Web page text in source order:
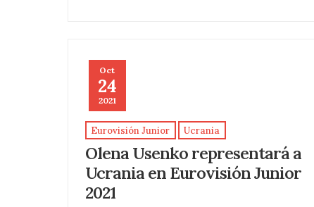
Oct
24
2021
Eurovisión Junior Ucrania
Olena Usenko representará a
Ucrania en Eurovisión Junior
2021